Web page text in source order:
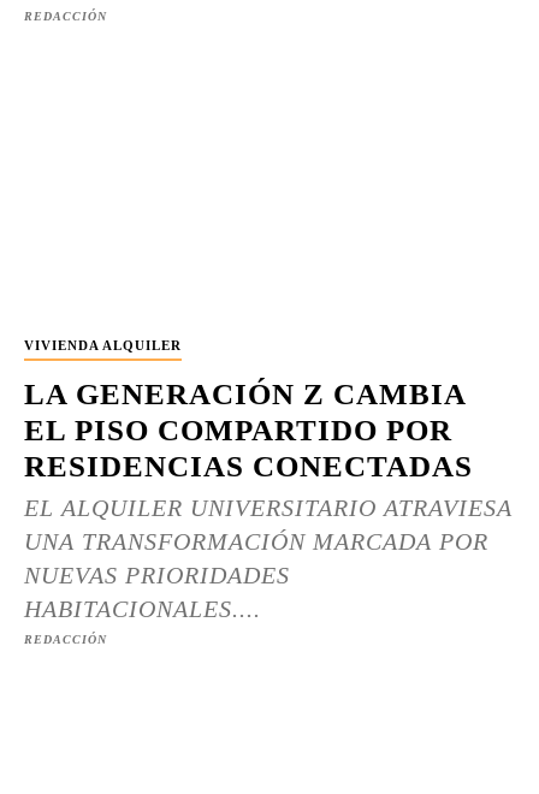
REDACCIÓN
VIVIENDA ALQUILER
LA GENERACIÓN Z CAMBIA
EL PISO COMPARTIDO POR
RESIDENCIAS CONECTADAS
EL ALQUILER UNIVERSITARIO ATRAVIESA
UNA TRANSFORMACIÓN MARCADA POR
NUEVAS PRIORIDADES
HABITACIONALES....
REDACCIÓN